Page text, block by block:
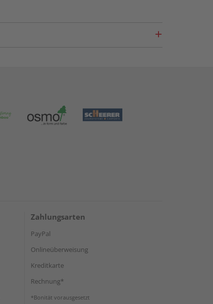
Zahlungsarten
PayPal
Onlineüberweisung
Kreditkarte
Rechnung*
*Bonität vorausgesetzt